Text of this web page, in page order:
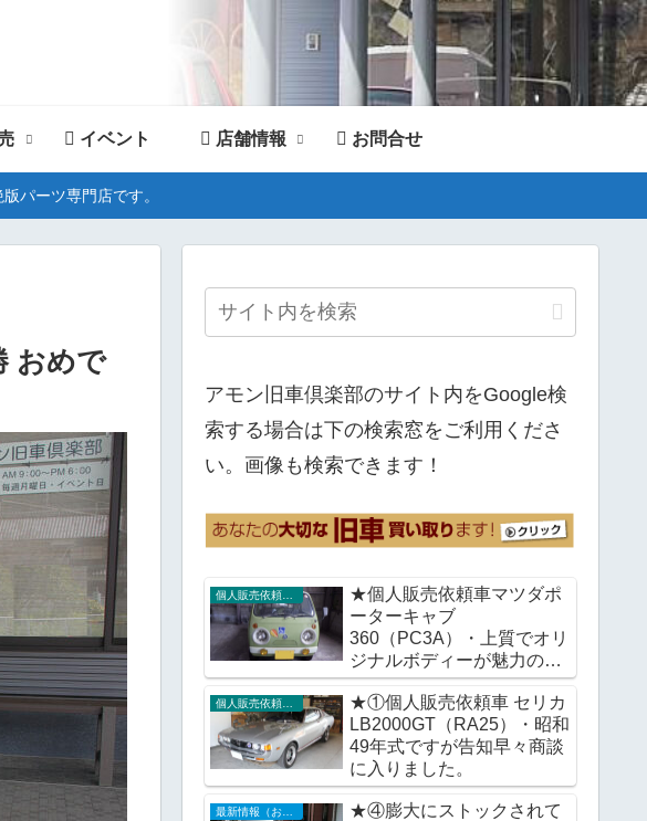
イベント 店舗情報 お問合せ
パーツ専門店です。
おめで
アモン旧車倶楽部のサイト内をGoogle検
索する場合は下の検索窓をご利用くださ
い。画像も検索できます！
★個人販売依頼車マツダポ
ーターキャブ
360（PC3A）・上質でオリ
ジナルボディーが魅力の通
称ガチャピンポーターをい
かがですか。
★①個人販売依頼車 セリカ
LB2000GT（RA25）・昭和
49年式ですが告知早々商談
に入りました。
★④膨大にストックされて